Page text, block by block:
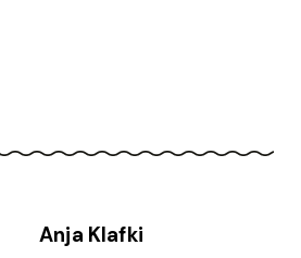
Anja Klafki